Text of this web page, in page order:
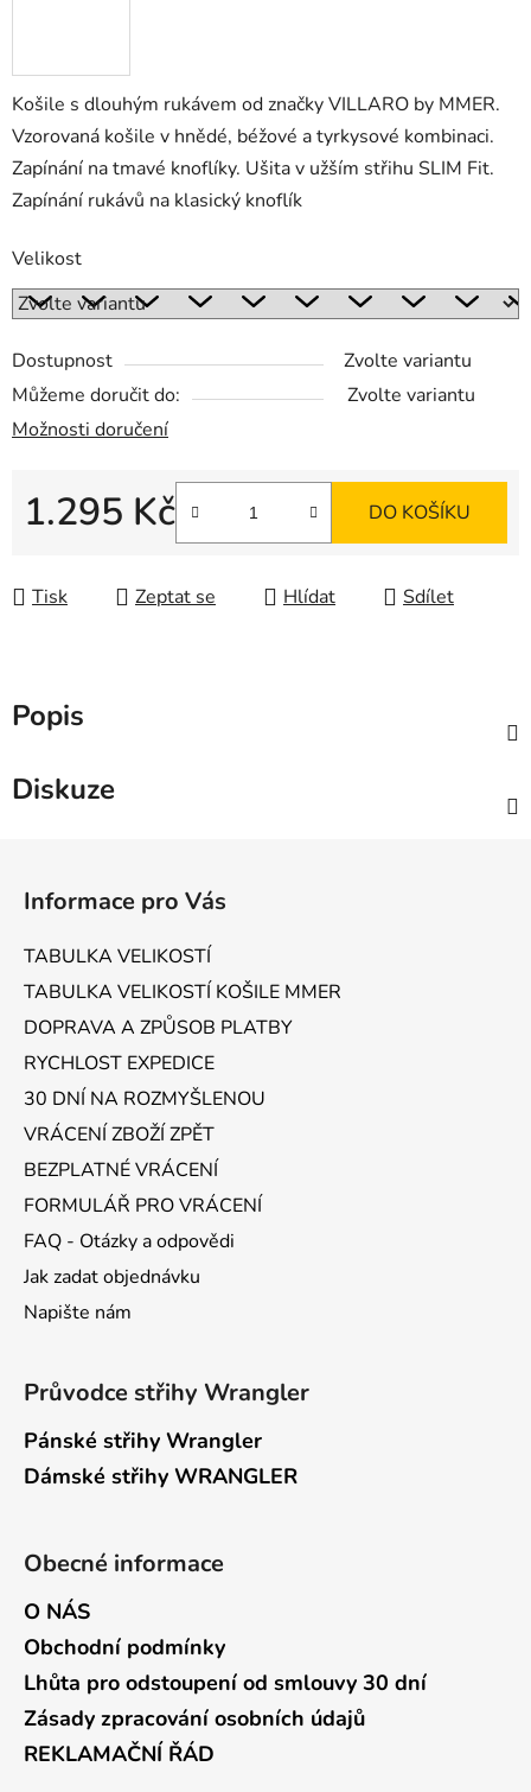
Košile s dlouhým rukávem od značky VILLARO by MMER.
Vzorovaná košile v hnědé, béžové a tyrkysové kombinaci.
Zapínání na tmavé knoflíky. Ušita v užším střihu SLIM Fit.
Zapínání rukávů na klasický knoflík
Velikost
Dostupnost
Zvolte variantu
Můžeme doručit do:
Zvolte variantu
Možnosti doručení
1.295 Kč DO KOŠÍKU
Tisk Zeptat se Hlídat Sdílet
Popis
Diskuze
Informace pro Vás
TABULKA VELIKOSTÍ
TABULKA VELIKOSTÍ KOŠILE MMER
DOPRAVA A ZPŮSOB PLATBY
RYCHLOST EXPEDICE
30 DNÍ NA ROZMYŠLENOU
VRÁCENÍ ZBOŽÍ ZPĚT
BEZPLATNÉ VRÁCENÍ
FORMULÁŘ PRO VRÁCENÍ
FAQ - Otázky a odpovědi
Jak zadat objednávku
Napište nám
Průvodce střihy Wrangler
Pánské střihy Wrangler
Dámské střihy WRANGLER
Obecné informace
O NÁS
Obchodní podmínky
Lhůta pro odstoupení od smlouvy 30 dní
Zásady zpracování osobních údajů
REKLAMAČNÍ ŘÁD